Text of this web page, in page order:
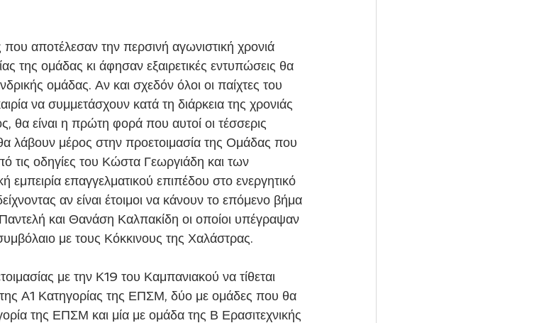
της ομάδας κι άφησαν εξαιρετικές εντυπώσεις θα
ομάδας. Αν και σχεδόν όλοι οι παίχτες του
να συμμετάσχουν κατά τη διάρκεια της χρονιάς
θα είναι η πρώτη φορά που αυτοί οι τέσσερις
λάβουν μέρος στην προετοιμασία της Ομάδας που
οδηγίες του Κώστα Γεωργιάδη και των
εμπειρία επαγγελματικού επιπέδου στο ενεργητικό
αν είναι έτοιμοι να κάνουν το επόμενο βήμα
και Θανάση Καλπακίδη οι οποίοι υπέγραψαν
με τους Κόκκινους της Χαλάστρας.
Α1 Κατηγορίας της ΕΠΣΜ, δύο με ομάδες που θα
της ΕΠΣΜ και μία με ομάδα της Β Ερασιτεχνικής